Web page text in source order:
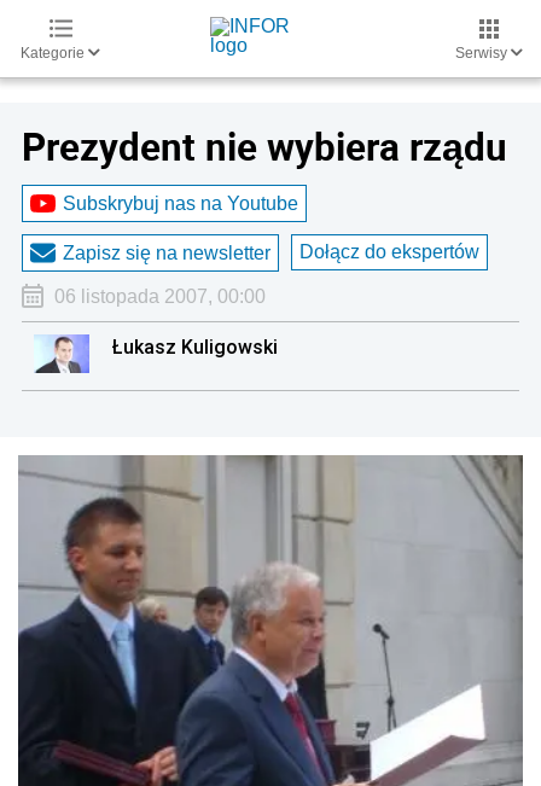
Kategorie Serwisy
Prezydent nie wybiera rządu
Subskrybuj nas na Youtube
Zapisz się na newsletter Dołącz do ekspertów
06 listopada 2007, 00:00
Łukasz Kuligowski